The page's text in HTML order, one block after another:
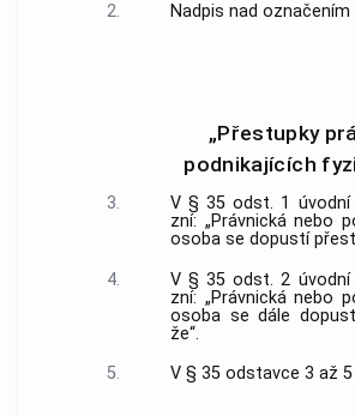
2. Nadpis nad označením
„Přestupky
podnikajících
3.
V § 35 odst. 1
zní: „Právnická nebo
osoba se dopustí
4.
V § 35 odst. 2
zní: „Právnická nebo
osoba se dále
že“.
5.
V § 35 odstavce 3 až 5